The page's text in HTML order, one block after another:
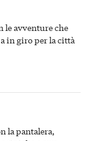
le avventure che
in giro per la città
la pantalera,